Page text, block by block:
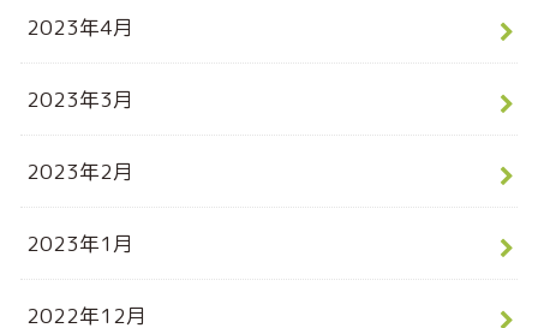
2023年4月
2023年3月
2023年2月
2023年1月
2022年12月